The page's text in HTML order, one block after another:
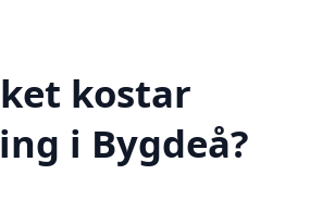
kostar
i Bygdeå?